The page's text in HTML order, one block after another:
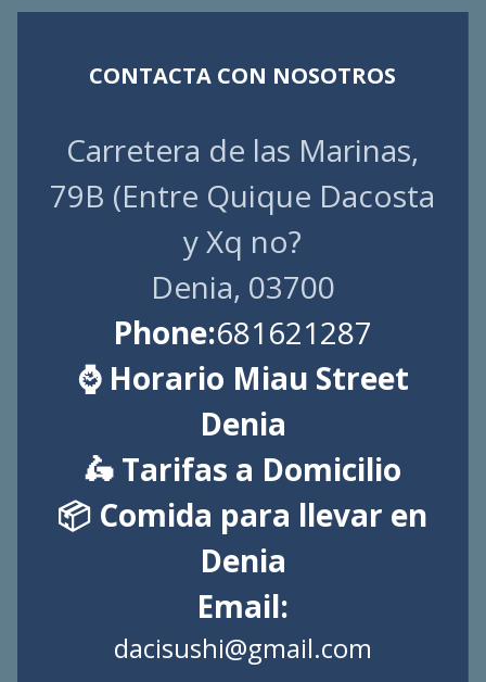
CONTACTA CON NOSOTROS
Carretera de las Marinas,
79B (Entre Quique Dacosta
y Xq no?
Denia, 03700
Phone:681621287
⌚ Horario Miau Street
Denia
🛵 Tarifas a Domicilio
📦 Comida para llevar en
Denia
Email:
dacisushi@gmail.com